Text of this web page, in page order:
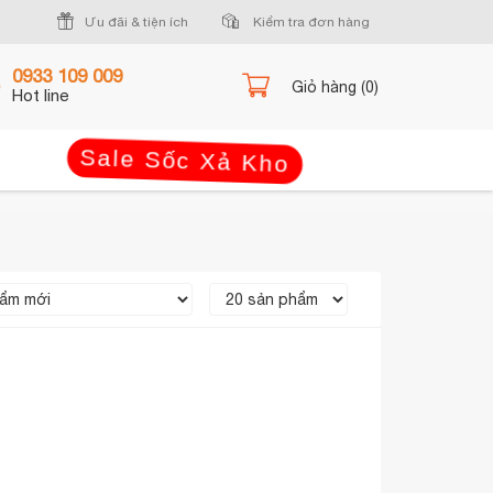
Ưu đãi & tiện ích Kiểm tra đơn hàng
0933 109 009
Hot line Giỏ hàng (0)
Sale Sốc Xả Kho